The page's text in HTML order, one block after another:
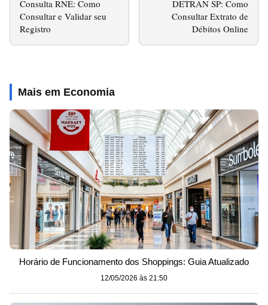
Consulta RNE: Como
Consultar e Validar seu
Registro
DETRAN SP: Como
Consultar Extrato de
Débitos Online
Mais em Economia
Horário de Funcionamento dos Shoppings: Guia Atualizado
12/05/2026 às 21:50